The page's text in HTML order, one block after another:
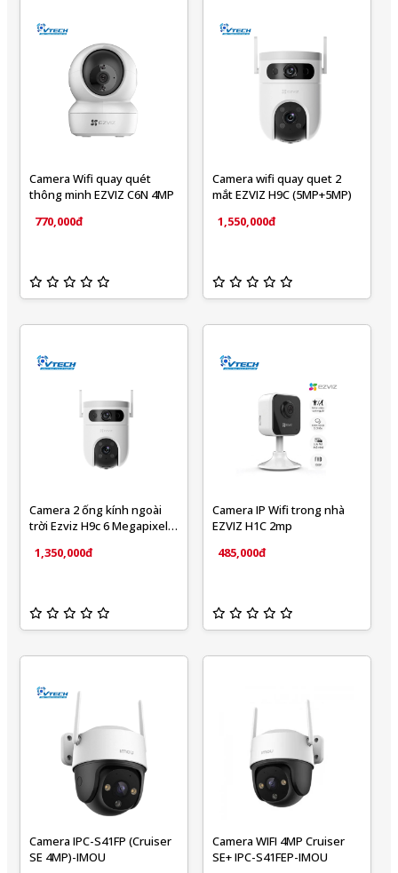
Camera Wifi quay quét
thông minh EZVIZ C6N 4MP
770,000đ
Camera wifi quay quet 2
mắt EZVIZ H9C (5MP+5MP)
1,550,000đ
Camera 2 ống kính ngoài
trời Ezviz H9c 6 Megapixel
1,350,000đ
Camera IP Wifi trong nhà
EZVIZ H1C 2mp
485,000đ
Camera IPC-S41FP (Cruiser
SE 4MP)-IMOU
Camera WIFI 4MP Cruiser
SE+ IPC-S41FEP-IMOU